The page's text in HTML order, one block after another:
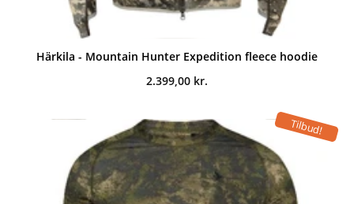
Härkila - Mountain Hunter Expedition fleece hoodie
2.399,00 kr.
Tilbud!